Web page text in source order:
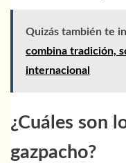
Quizás también te
combina tradición,
internacional
¿Cuáles son
gazpacho?